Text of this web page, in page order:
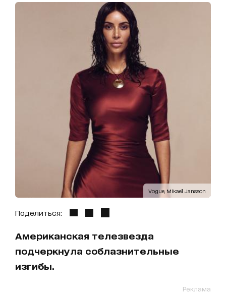
Vogue, Mikael Jansson
Поделиться:
Американская телезвезда
подчеркнула соблазнительные
изгибы.
Реклама